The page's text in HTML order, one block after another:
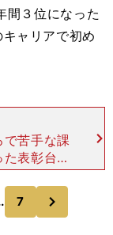
間３位になった
ャリアで初め
で苦手な課
表彰台の
東京五輪
の結果に左
7